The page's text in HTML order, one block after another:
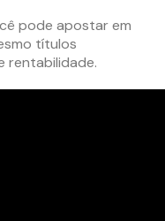
pode apostar em
títulos
rentabilidade.